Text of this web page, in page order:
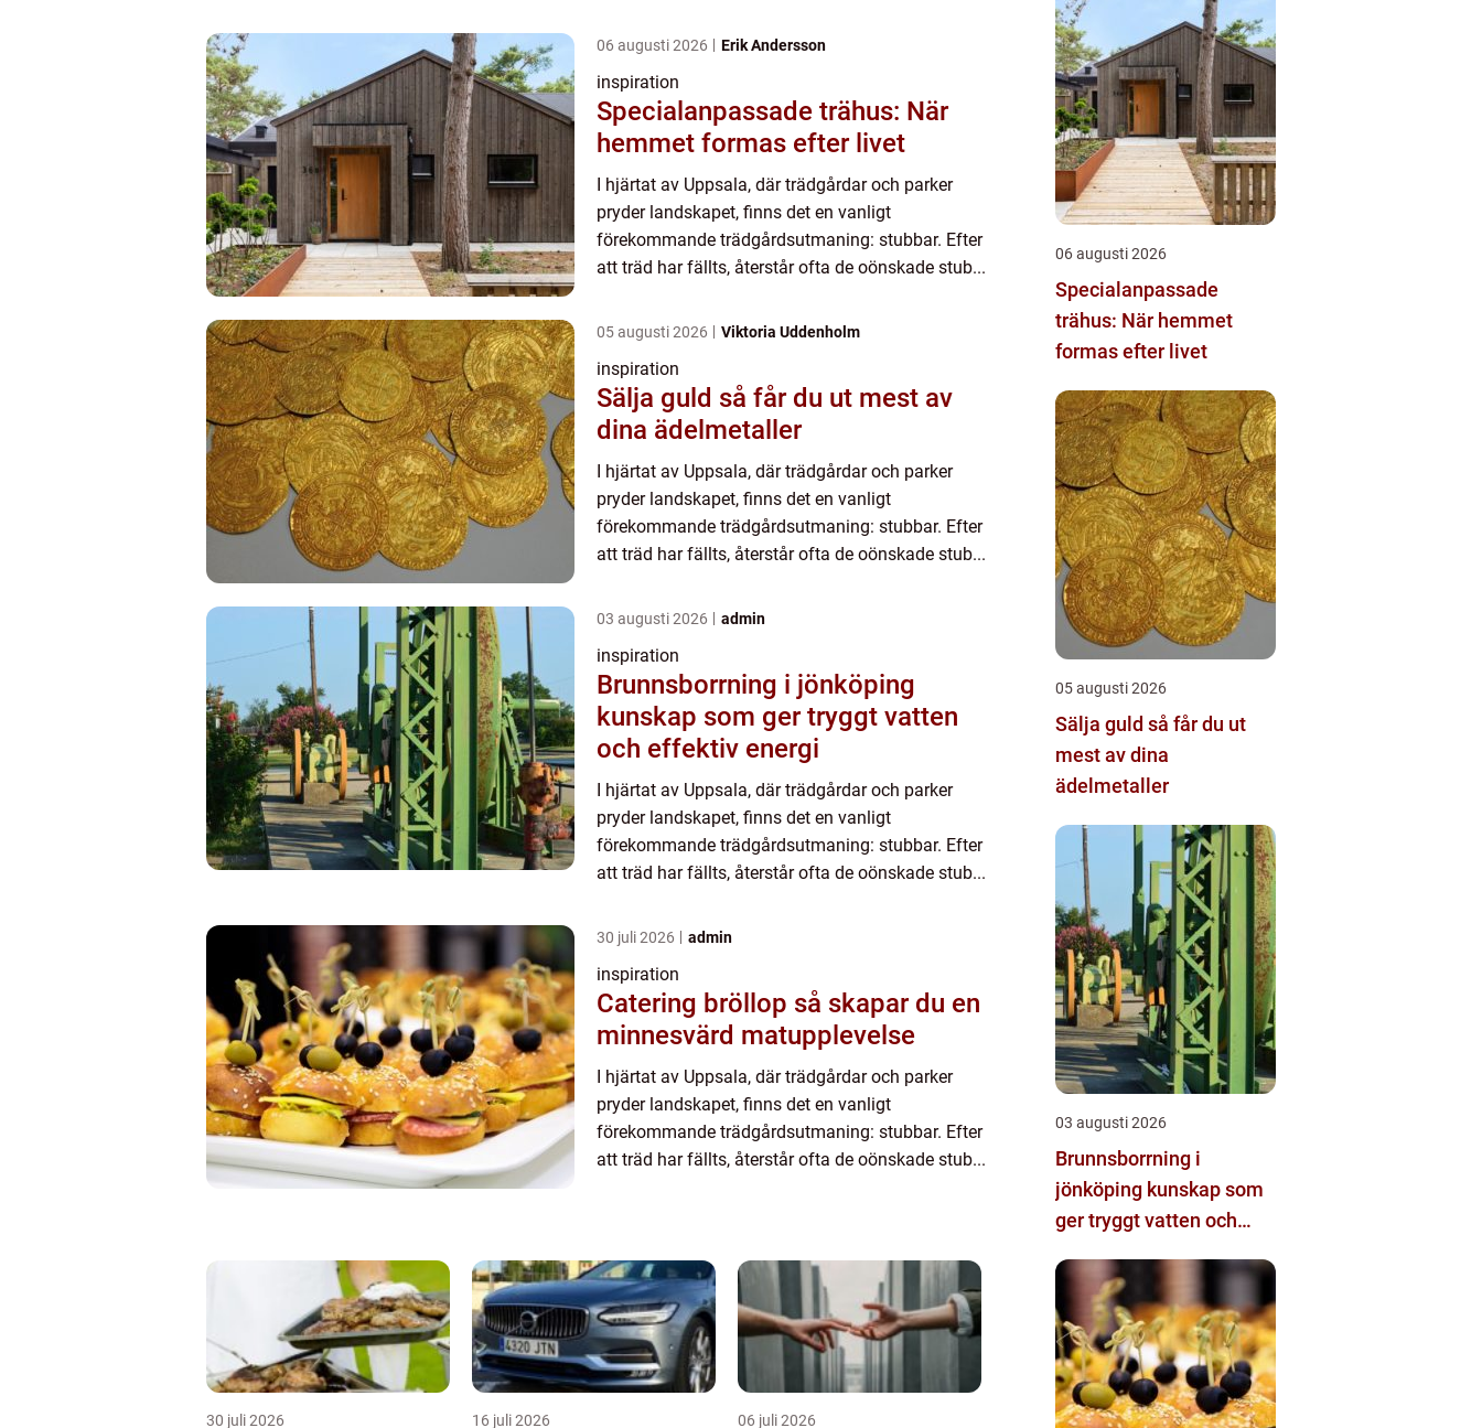
06 augusti 2026 Erik Andersson
inspiration
Specialanpassade trähus: När
hemmet formas efter livet
I hjärtat av Uppsala, där trädgårdar och parker
pryder landskapet, finns det en vanligt
förekommande trädgårdsutmaning: stubbar. Efter
att träd har fällts, återstår ofta de oönskade stub...
05 augusti 2026 Viktoria Uddenholm
inspiration
Sälja guld så får du ut mest av
dina ädelmetaller
I hjärtat av Uppsala, där trädgårdar och parker
pryder landskapet, finns det en vanligt
förekommande trädgårdsutmaning: stubbar. Efter
att träd har fällts, återstår ofta de oönskade stub...
03 augusti 2026 admin
inspiration
Brunnsborrning i jönköping
kunskap som ger tryggt vatten
och effektiv energi
I hjärtat av Uppsala, där trädgårdar och parker
pryder landskapet, finns det en vanligt
förekommande trädgårdsutmaning: stubbar. Efter
att träd har fällts, återstår ofta de oönskade stub...
30 juli 2026 admin
inspiration
Catering bröllop så skapar du en
minnesvärd matupplevelse
I hjärtat av Uppsala, där trädgårdar och parker
pryder landskapet, finns det en vanligt
förekommande trädgårdsutmaning: stubbar. Efter
att träd har fällts, återstår ofta de oönskade stub...
30 juli 2026 16 juli 2026 06 juli 2026
06 augusti 2026
Specialanpassade
trähus: När hemmet
formas efter livet
05 augusti 2026
Sälja guld så får du ut
mest av dina
ädelmetaller
03 augusti 2026
Brunnsborrning i
jönköping kunskap som
ger tryggt vatten och